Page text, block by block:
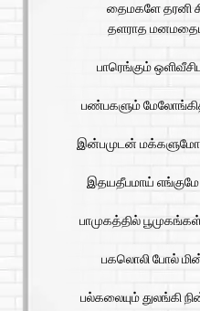
தைமகளே தரனி
தளராத
பாரெங்கும்
பண்பகளும்
இன்பமுடன்
இதயதீபமாய் எங்குமே
பாமுகத்தில்
பகலொலி போல்
பல்கலையும் துலங்கி